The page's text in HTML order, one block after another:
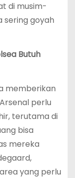
di musim-
sering goyah
Butuh
memberikan
perlu
terutama di
bisa
mereka
yang perlu